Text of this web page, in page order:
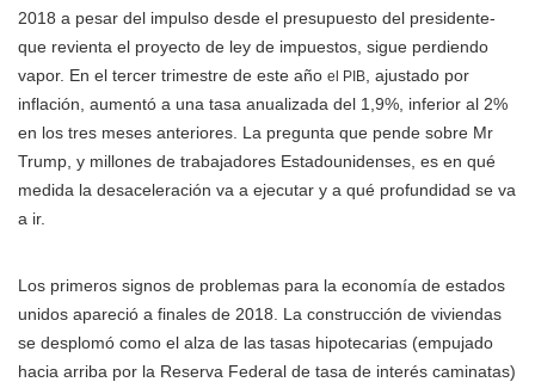
2018 a pesar del impulso desde el presupuesto del presidente-
que revienta el proyecto de ley de impuestos, sigue perdiendo
vapor. En el tercer trimestre de este año el PIB
, ajustado por
inflación, aumentó a una tasa anualizada del 1,9%, inferior al 2%
en los tres meses anteriores. La pregunta que pende sobre Mr
Trump, y millones de trabajadores Estadounidenses, es en qué
medida la desaceleración va a ejecutar y a qué profundidad se va
a ir.
Los primeros signos de problemas para la economía de estados
unidos apareció a finales de 2018. La construcción de viviendas
se desplomó como el alza de las tasas hipotecarias (empujado
hacia arriba por la Reserva Federal de tasa de interés caminatas)